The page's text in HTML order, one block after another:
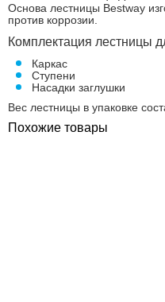
Основа лестницы Bestway
против коррозии.
Комплектация лестницы
Каркас
Ступени
Насадки заглушки
Вес лестницы в упаковке
Похожие товары